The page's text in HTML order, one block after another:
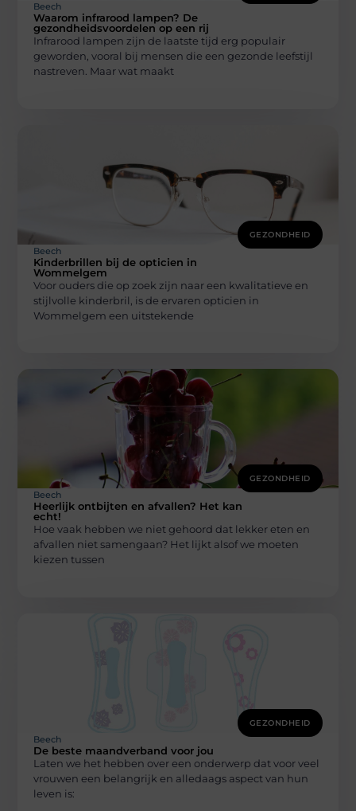
Beech
Waarom infrarood lampen? De
gezondheidsvoordelen op een rij
Infrarood lampen zijn de laatste tijd erg populair
geworden, vooral bij mensen die een gezonde leefstijl
nastreven. Maar wat maakt
GEZONDHEID
Beech
Kinderbrillen bij de opticien in
Wommelgem
Voor ouders die op zoek zijn naar een kwalitatieve en
stijlvolle kinderbril, is de ervaren opticien in
Wommelgem een uitstekende
GEZONDHEID
Beech
Heerlijk ontbijten en afvallen? Het kan
echt!
Hoe vaak hebben we niet gehoord dat lekker eten en
afvallen niet samengaan? Het lijkt alsof we moeten
kiezen tussen
GEZONDHEID
Beech
De beste maandverband voor jou
Laten we het hebben over een onderwerp dat voor veel
vrouwen een belangrijk en alledaags aspect van hun
leven is: